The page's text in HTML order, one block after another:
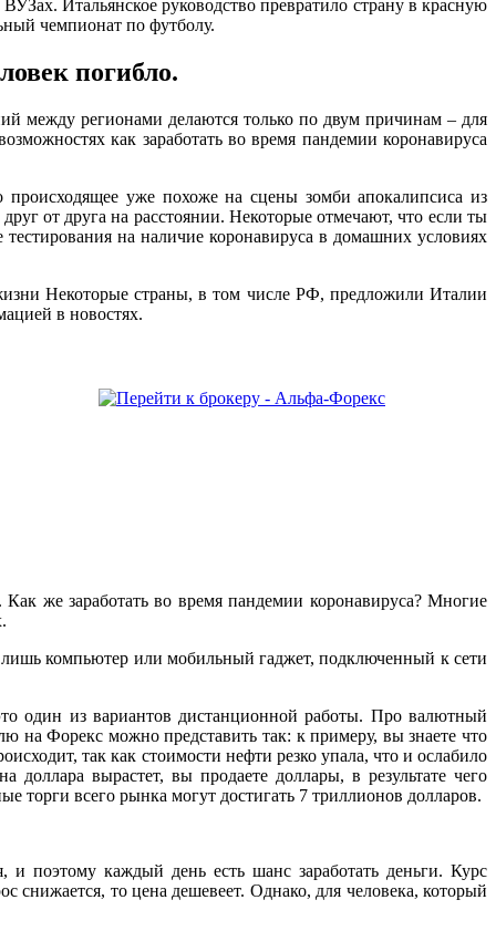
ВУЗах. Итальянское руководство превратило страну в красную
чемпионат по футболу.
погибло.
между регионами делаются только по двум причинам – для
как заработать во время пандемии коронавируса
уже похоже на сцены зомби апокалипсиса из
от друга на расстоянии. Некоторые отмечают, что если ты
тестирования на наличиекоронавируса в домашних условиях
Некоторые страны, в том числе РФ, предложили Италии
в новостях.
же заработать во время пандемии коронавируса? Многие
лишь компьютер или мобильный гаджет, подключенный к сети
один из вариантов дистанционной работы. Про валютный
на Форекс можно представить так: к примеру, вы знаете что
так как стоимости нефти резко упала, что и ослабило
вырастет, вы продаете доллары, в результате чего
торги всего рынка могут достигать 7 триллионов долларов.
поэтому каждый день есть шанс заработать деньги. Курс
снижается, то цена дешевеет. Однако, для человека, который